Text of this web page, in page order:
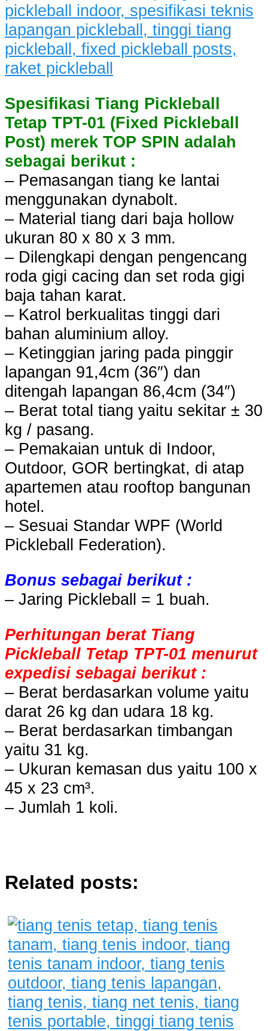
Spesifikasi Tiang Pickleball
Tetap TPT-01 (Fixed Pickleball
Post) merek TOP SPIN adalah
sebagai berikut :
– Pemasangan tiang ke lantai
menggunakan dynabolt.
– Material tiang dari baja hollow
ukuran 80 x 80 x 3 mm.
– Dilengkapi dengan pengencang
roda gigi cacing dan set roda gigi
baja tahan karat.
– Katrol berkualitas tinggi dari
bahan aluminium alloy.
– Ketinggian jaring pada pinggir
lapangan 91,4cm (36″) dan
ditengah lapangan 86,4cm (34″)
– Berat total tiang yaitu sekitar ± 30
kg / pasang.
– Pemakaian untuk di Indoor,
Outdoor, GOR bertingkat, di atap
apartemen atau rooftop bangunan
hotel.
– Sesuai Standar WPF (World
Pickleball Federation).
Bonus sebagai berikut :
– Jaring Pickleball = 1 buah.
Perhitungan berat Tiang
Pickleball Tetap TPT-01 menurut
expedisi sebagai berikut :
– Berat berdasarkan volume yaitu
darat 26 kg dan udara 18 kg.
– Berat berdasarkan timbangan
yaitu 31 kg.
– Ukuran kemasan dus yaitu 100 x
45 x 23 cm³.
– Jumlah 1 koli.
Related posts: